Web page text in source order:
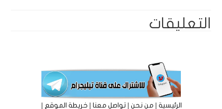
التعليقات
الرئيسية|من نحن|تواصل معنا|خريطة الموقع |